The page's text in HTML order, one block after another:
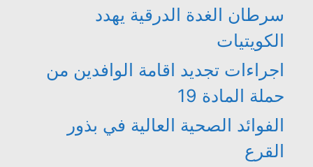
سرطان الغدة الدرقية يهدد
الكويتيات
اجراءات تجديد اقامة الوافدين من
حملة المادة 19
الفوائد الصحية العالية في بذور
القرع